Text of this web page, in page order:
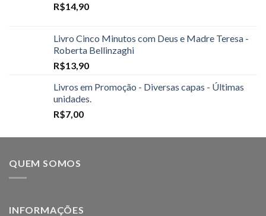
R$14,90
Livro Cinco Minutos com Deus e Madre Teresa -
Roberta Bellinzaghi
R$13,90
Livros em Promoção - Diversas capas - Últimas
unidades.
R$7,00
QUEM SOMOS
INFORMAÇÕES